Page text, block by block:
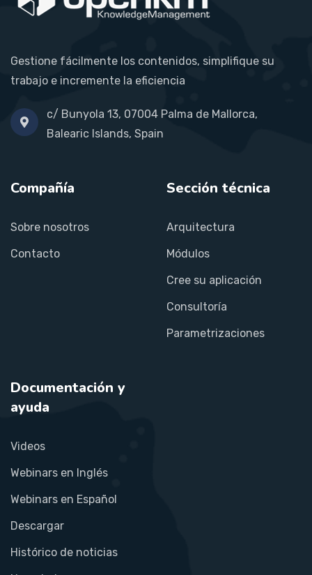
Gestione fácilmente los contenidos, simplifique su
trabajo e incremente la eficiencia
c/ Bunyola 13, 07004 Palma de Mallorca,
Balearic Islands, Spain
Compañía
Sobre nosotros
Contacto
Sección técnica
Arquitectura
Módulos
Cree su aplicación
Consultoría
Parametrizaciones
Documentación y
ayuda
Videos
Webinars en Inglés
Webinars en Español
Descargar
Histórico de noticias